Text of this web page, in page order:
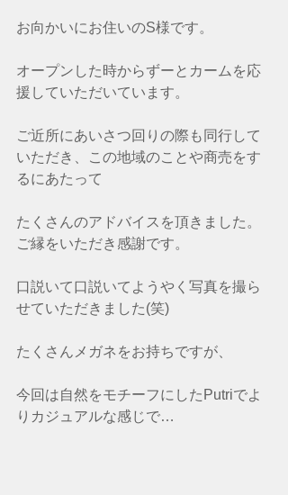
お向かいにお住いのS様です。
オープンした時からずーとカームを応
援していただいています。
ご近所にあいさつ回りの際も同行して
いただき、この地域のことや商売をす
るにあたって
たくさんのアドバイスを頂きました。
ご縁をいただき感謝です。
口説いて口説いてようやく写真を撮ら
せていただきました(笑)
たくさんメガネをお持ちですが、
今回は自然をモチーフにしたPutriでよ
りカジュアルな感じで…